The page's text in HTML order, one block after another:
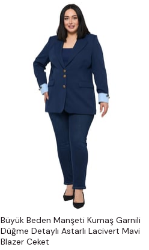
Büyük Beden Manşeti Kumaş Garnili
Düğme Detaylı Astarlı Lacivert Mavi
Blazer Ceket